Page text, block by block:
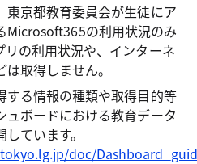
東京都教育委員会が生徒にア
Microsoft365の利用状況のみ
の利用状況や、インターネ
取得しません。
する情報の種類や取得目的等
ュボードにおける教育データ
ています。
doc/